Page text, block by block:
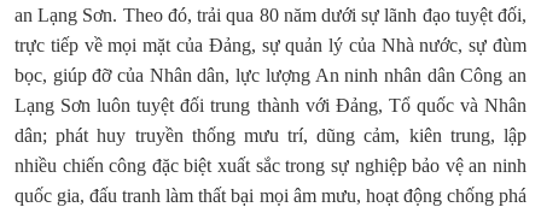
an Lạng Sơn. Theo đó,trải qua 80 năm dưới sự lãnh đạo tuyệt đối,
trực tiếp về mọi mặt của Đảng, sự quản lý của Nhà nước, sự đùm
bọc, giúp đỡ của Nhân dân, lực lượng An ninh nhân dânCông an
Lạng Sơnluôn tuyệt đối trung thành với Đảng, Tổ quốc và Nhân
dân; phát huy truyền thống mưu trí, dũng cảm, kiên trung, lập
nhiều chiến công đặc biệt xuất sắc trong sự nghiệp bảo vệ an ninh
quốc gia, đấu tranh làm thất bại mọi âm mưu, hoạt động chống phá